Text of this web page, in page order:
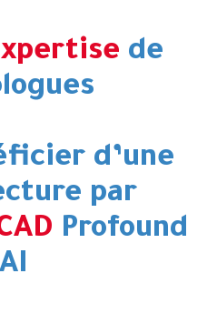
de
d’une
par
Profound
AI